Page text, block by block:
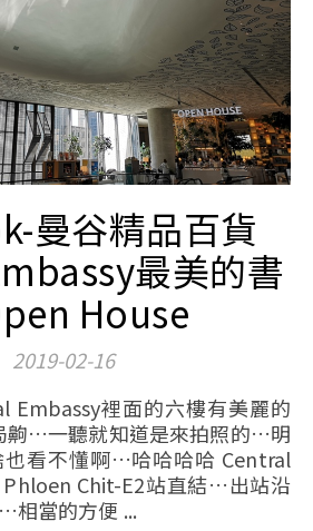
曼谷精品百貨
最美的書
House
2019-02-16
齁…一聽就知道是來拍照的…明
也看不懂啊…哈哈哈哈 Central
Phloen Chit-E2站直結…出站沿
相當的方便 ...